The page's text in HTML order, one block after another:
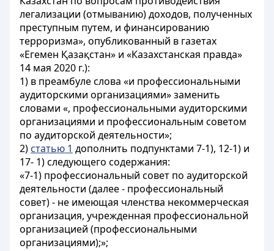
легализации (отмыванию) доходов, полученных
преступным путем, и финансированию
терроризма», опубликованный в газетах
«Егемен Қазақстан» и «Казахстанская правда»
14 мая 2020 г.):
1) в преамбуле слова «и профессиональными
аудиторскими организациями» заменить
словами «, профессиональными аудиторскими
организациями и профессиональным советом
по аудиторской деятельности»;
2) статью 1 дополнить подпунктами 7-1), 12-1) и
17- 1) следующего содержания:
«7-1) профессиональный совет по аудиторской
деятельности (далее - профессиональный
совет) - не имеющая членства некоммерческая
организация, учрежденная профессиональной
организацией (профессиональными
организациями);»;